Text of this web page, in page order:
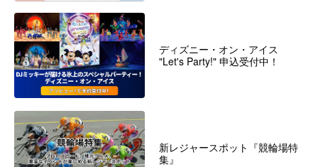
ディズニー・オン・アイス
"Let's Party!" 申込受付中！
新レジャースポット『競輪場特
集』